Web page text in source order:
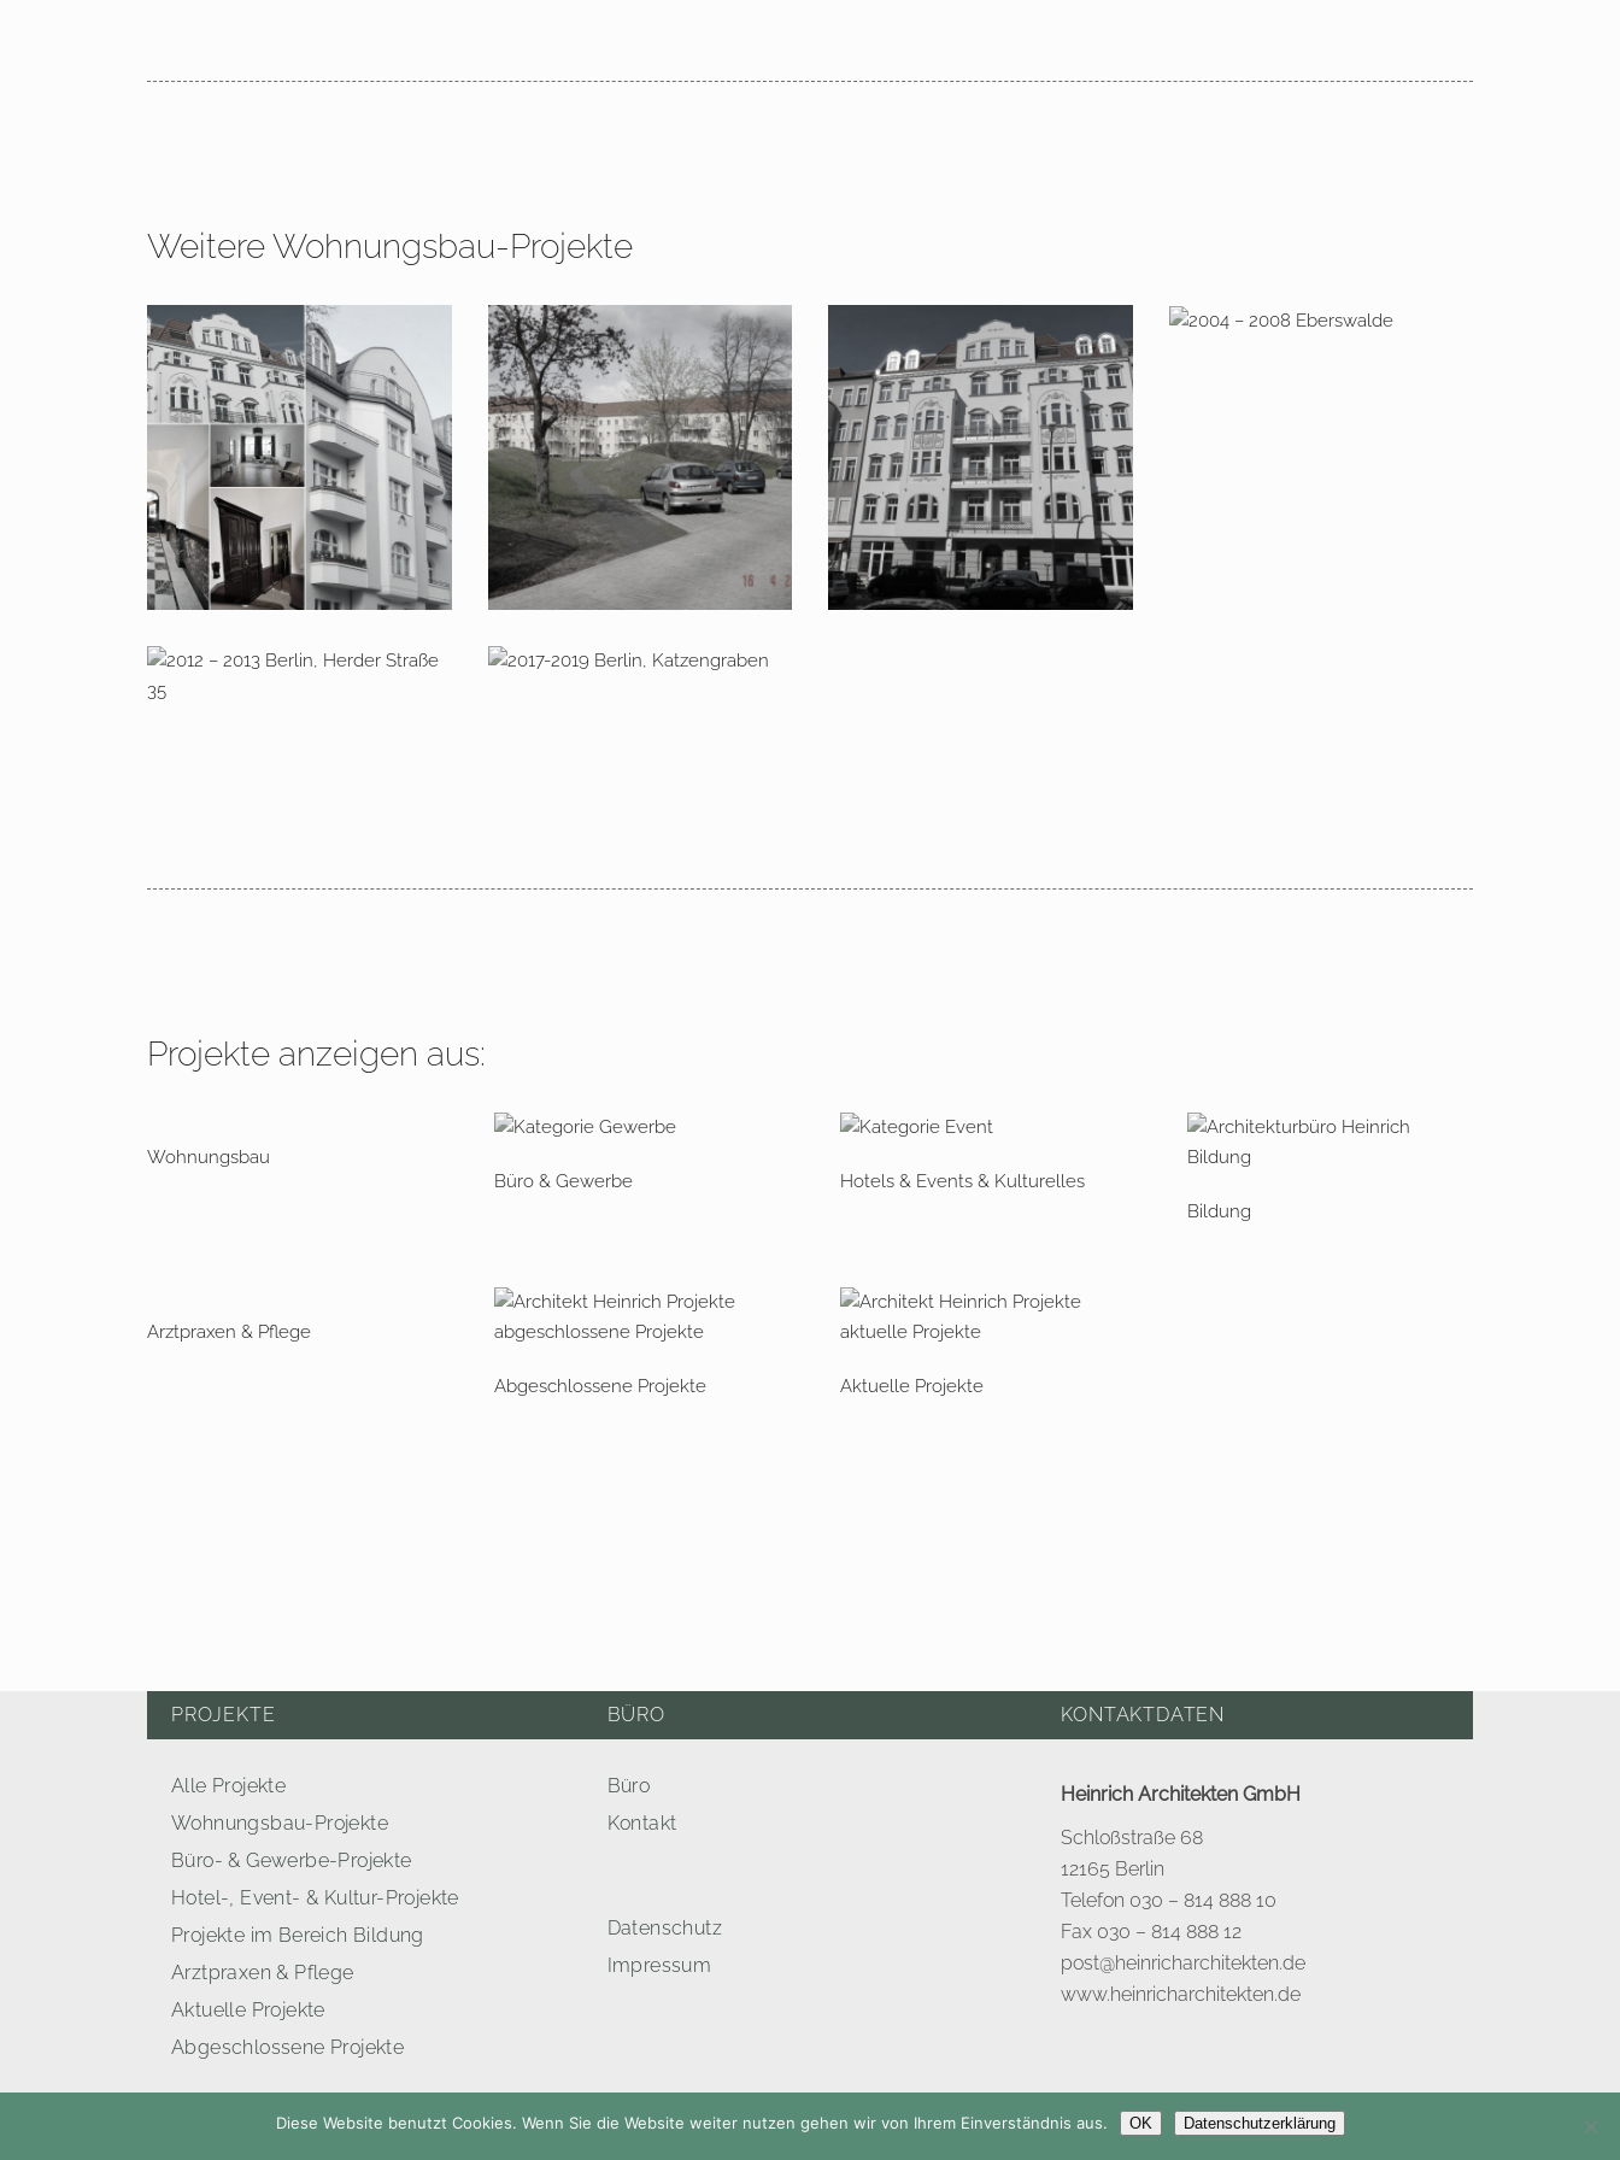
Weitere Wohnungsbau-Projekte
2008 – 2025 FRIGG-
Immobilien
2007 – 2008 Dessau – Mitte
2012 – 2016 Berlin,
Lietzenburger Straße 96,
10719 Berlin –
Charlottenburg
2004 – 2008 Eberswalde
2012 – 2013 Berlin, Herder
2017 – 2019 Berlin,
Projekte anzeigen aus:
Wohnungsbau
Büro & Gewerbe
Hotels & Events & Kulturelles
Bildung
Arztpraxen & Pflege
Abgeschlossene Projekte Aktuelle Projekte
PROJEKTE
Alle Projekte
Wohnungsbau-Projekte
Büro- & Gewerbe-Projekte
Hotel-, Event- & Kultur-Projekte
Projekte im Bereich Bildung
Arztpraxen & Pflege
Aktuelle Projekte
Abgeschlossene Projekte
BÜRO
Büro
Kontakt
Datenschutz
Impressum
KONTAKTDATEN
Heinrich Architekten GmbH
Schloßstraße 68
12165 Berlin
Telefon 030 – 814 888 10
Fax 030 – 814 888 12
post@heinricharchitekten.de
www.heinricharchitekten.de
Diese Website benutzt Cookies. Wenn Sie die Website weiter nutzen gehen wir von Ihrem Einverständnis aus. OK Datenschutzerklärung